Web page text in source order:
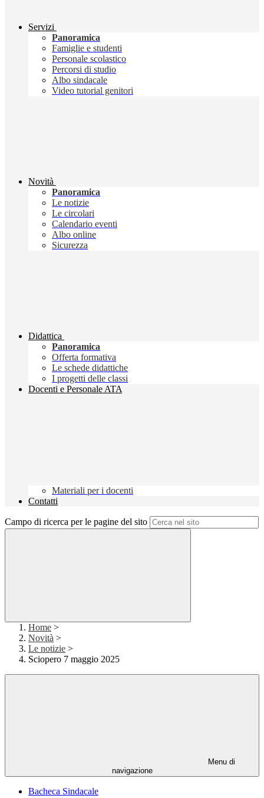
Servizi
Panoramica
Famiglie e studenti
Personale scolastico
Percorsi di studio
Albo sindacale
Video tutorial genitori
Novità
Panoramica
Le notizie
Le circolari
Calendario eventi
Albo online
Sicurezza
Didattica
Panoramica
Offerta formativa
Le schede didattiche
I progetti delle classi
Docenti e Personale ATA
Materiali per i docenti
Contatti
Campo di ricerca per le pagine del sito
Home >
Novità >
Le notizie >
Sciopero 7 maggio 2025
Menu di
navigazione
Bacheca Sindacale